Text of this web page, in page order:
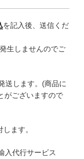
を記入後、送信くだ
生しませんのでご
送します。(商品に
がございますので
ます。
入代行サービス